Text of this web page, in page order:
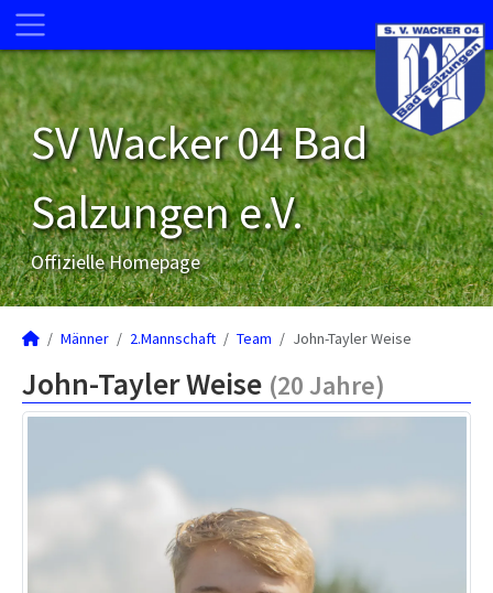
SV Wacker 04 Bad
Salzungen e.V.
Offizielle Homepage
Männer 2.Mannschaft Team John-Tayler Weise
John-Tayler Weise (20 Jahre)